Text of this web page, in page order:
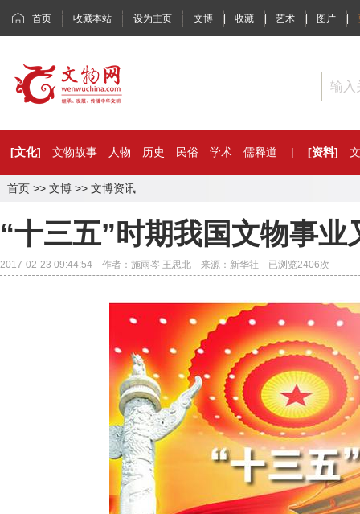
首页 收藏本站 设为主页 文博 | 收藏 | 艺术 | 图片 |
[文化] 文物故事 人物 历史 民俗 学术 儒释道 | [资料]
首页 >> 文博 >> 文博资讯
“十三五”时期我国文物事业
2017-02-23 09:44:54 作者：施雨岑 王思北 来源：新华社 已浏览2406次